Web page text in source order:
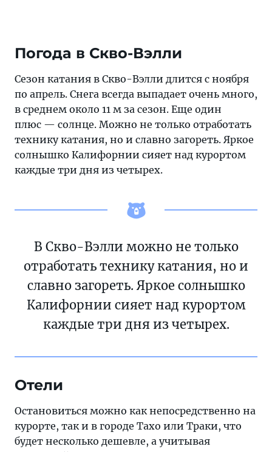
Погода в Скво-Вэлли
Сезон катания в Скво-Вэлли длится с ноября
по апрель. Снега всегда выпадает очень много,
в среднем около 11 м за сезон. Еще один
плюс — солнце. Можно не только отработать
технику катания, но и славно загореть. Яркое
солнышко Калифорнии сияет над курортом
каждые три дня из четырех.
В Скво-Вэлли можно не только
отработать технику катания, но и
славно загореть. Яркое солнышко
Калифорнии сияет над курортом
каждые три дня из четырех.
Отели
Остановиться можно как непосредственно на
курорте, так и в городе Тахо или Траки, что
будет несколько дешевле, а учитывая